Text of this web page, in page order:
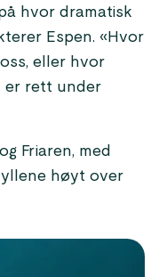
hvor dramatisk
Espen. «Hvor
eller hvor
er rett under
og Friaren, med
høyt over